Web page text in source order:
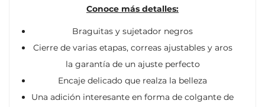
Conoce más detalles:
Braguitas y sujetador negros
Cierre de varias etapas, correas ajustables y aros
la garantía de un ajuste perfecto
Encaje delicado que realza la belleza
Una adición interesante en forma de colgante de